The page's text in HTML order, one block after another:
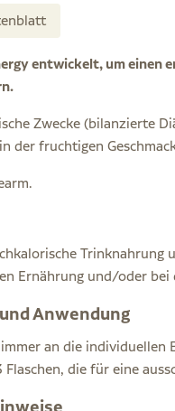
entwickelt, um
Zwecke (bilanzierte
der fruchtigen
Ernährung und/oder
Anwendung
an die
die für eine